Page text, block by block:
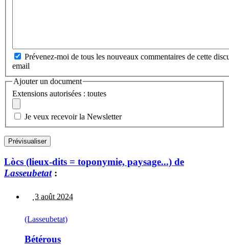
Prévenez-moi de tous les nouveaux commentaires de cette
email
Ajouter un document
Extensions autorisées : toutes
Je veux recevoir la Newsletter
Lòcs (lieux-dits = toponymie, paysage...) de
Lasseubetat:
3 août 2024
(Lasseubetat)
Bétérous